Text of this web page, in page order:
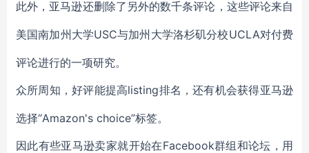
此外，亚马逊还删除了另外的数千条评论，这些评论来自
美国南加州大学USC与加州大学洛杉矶分校UCLA对付费
评论进行的一项研究。
众所周知，好评能提高listing排名，还有机会获得亚马逊
选择“Amazon's choice”标签。
因此有些亚马逊卖家就开始在Facebook群组和论坛，用